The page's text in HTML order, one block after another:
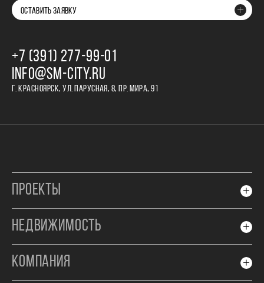
ОСТАВИТЬ ЗАЯВКУ
+7 (391) 277‒99‒01
INFO@SM-CITY.RU
Г. КРАСНОЯРСК, УЛ. ПАРУСНАЯ, 8, ПР. МИРА, 91
ПРОЕКТЫ
НЕДВИЖИМОСТЬ
КОМПАНИЯ